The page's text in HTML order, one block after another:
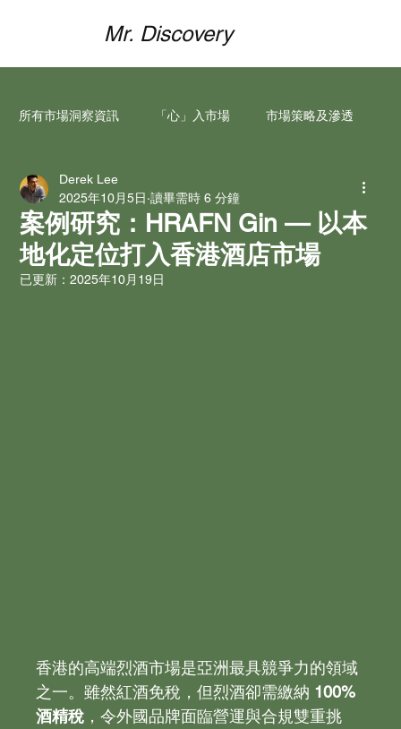
Mr. Discovery
所有市場洞察資訊 「心」入市場 市場策略及滲透
資助申請與合作
市場行銷執行與媒體製作 成功案例研究
案例研究：HRAFN Gin — 以本
地化定位打入香港酒店市場
Derek Lee
2025年10月5日 讀畢需時 6 分鐘
已更新：2025年10月19日
香港的高端烈酒市場是亞洲最具競爭力的領域
之一。雖然紅酒免稅，但烈酒卻需繳納 100%
酒精稅 ，令外國品牌面臨營運與合規雙重挑